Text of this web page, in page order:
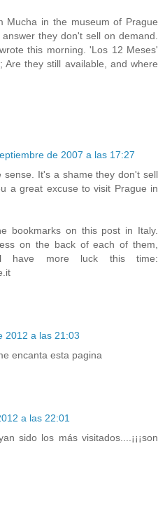
Mucha in the museum of Prague
they don't sell on demand.
this morning. 'Los 12 Meses'
Are they still available, and where
de 2007 a las 17:27
sense. It's a shame they don't sell
a great excuse to visit Prague in
bookmarks on this post in Italy.
on the back of each of them,
have more luck this time:
2012 a las 21:03
encanta esta pagina
a las 22:01
sido los más visitados....¡¡¡son